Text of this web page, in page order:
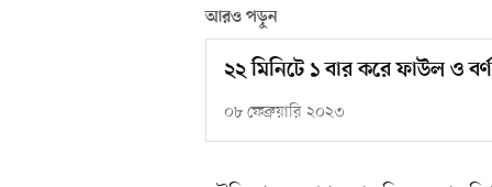
আরও পড়ুন
২২ মিনিটে ১ বার করে ফাউল ও
০৮ ফেব্রুয়ারি ২০২৩